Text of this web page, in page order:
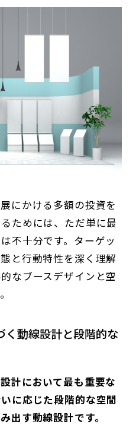
にかける多額の投資を
ためには、ただ単に最
不十分です。ターゲッ
と行動特性を深く理解
なブースデザインと空
く動線設計と段階的な
計において最も重要な
に応じた段階的な空間
出す動線設計です。